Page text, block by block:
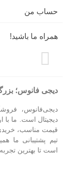
حساب من
همراه ما باشید!
دیجی فانوس؛
دیجی‌فانوس،
دیجیتال است. ما با
قیمت مناسب،
تیم پشتیبانی ما
است تا بهترین تجربه